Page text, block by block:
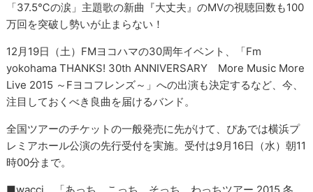
「37.5℃の涙」主題歌の新曲『大丈夫』のMVの視聴回数も100
万回を突破し勢いが止まらない！
12月19日（土）FMヨコハマの30周年イベント、「Fm
yokohama THANKS! 30th ANNIVERSARY More Music More
Live 2015 ～Fヨコフレンズ～」への出演も決定するなど、今、
注目しておくべき良曲を届けるバンド。
全国ツアーのチケットの一般発売に先がけて、ぴあでは横浜プ
レミアホール公演の先行受付を実施。受付は9月16日（水）朝11
時00分まで。